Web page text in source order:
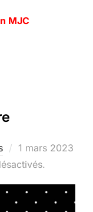
MJC
Publié
le
1 mars 2023